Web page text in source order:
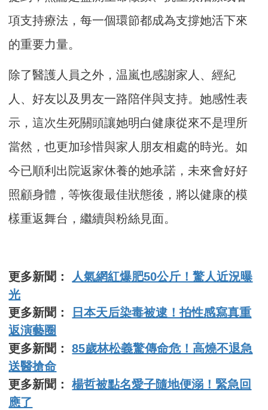
項支持療法，每一個環節都成為支撐她活下來
的重要力量。
除了醫護人員之外，温嵐也感謝家人、經紀
人、好友以及男友一路陪伴與支持。她感性表
示，這次生死關頭讓她明白健康從來不是理所
當然，也更加珍惜與家人朋友相處的時光。如
今已順利出院返家休養的她承諾，未來會好好
照顧身體，等恢復最佳狀態後，將以健康的模
樣重返舞台，繼續與粉絲見面。
更多新聞：
人氣網紅爆肥50公斤！驚人近況曝
光
更多新聞：
日本天后染毒被逮！拍性感寫真重
返演藝圈
更多新聞：85歲林松義驚傳命危！高燒不退急
送醫搶命
更多新聞：楊哲被點名愛子隨地便溺！緊急回
應了